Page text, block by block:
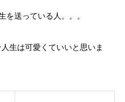
を送っている人。。。
生は可愛くていいと思いま